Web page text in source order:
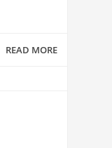
READ MORE